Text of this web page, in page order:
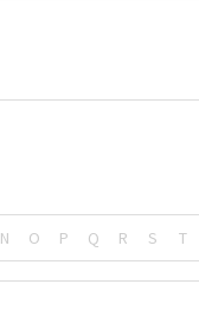
N O P Q R S T